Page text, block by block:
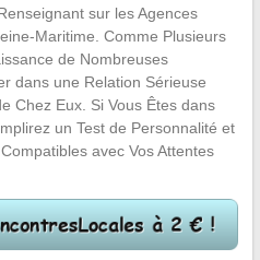
sur les Agences
Maritime. Comme Plusieurs
de Nombreuses
dans une Relation Sérieuse
Chez Eux. Si Vous Êtes dans
un Test de Personnalité et
avec Vos Attentes